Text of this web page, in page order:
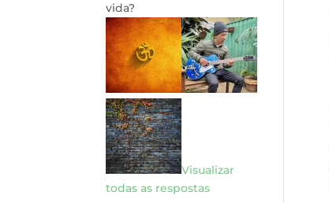
vida?
Visualizar
todas as respostas